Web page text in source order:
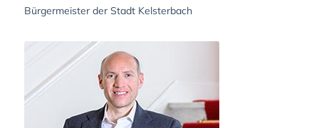
Bürgermeister der Stadt Kelsterbach